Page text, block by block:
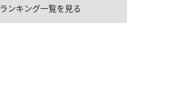
ランキング一覧を見る